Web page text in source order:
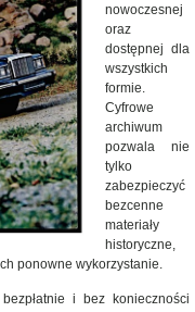
nowoczesnej
oraz
dostępnej dla
wszystkich
formie.
Cyfrowe
archiwum
pozwala nie
tylko
zabezpieczyć
bezcenne
materiały
historyczne,
ponowne wykorzystanie.
i bez konieczności